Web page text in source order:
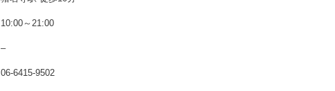
10:00～21:00
–
06-6415-9502